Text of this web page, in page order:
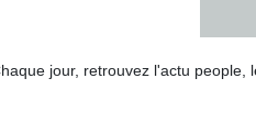
jour, retrouvez l'actu